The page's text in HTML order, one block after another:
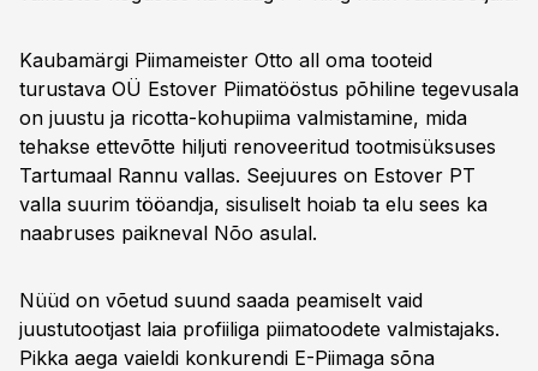
Kaubamärgi Piimameister Otto all oma tooteid
turustava OÜ Estover Piimatööstus põhiline tegevusala
on juustu ja ricotta-kohupiima valmistamine, mida
tehakse ettevõtte hiljuti renoveeritud tootmisüksuses
Tartumaal Rannu vallas. Seejuures on Estover PT
valla suurim tööandja, sisuliselt hoiab ta elu sees ka
naabruses paikneval Nõo asulal.
Nüüd on võetud suund saada peamiselt vaid
juustutootjast laia profiiliga piimatoodete valmistajaks.
Pikka aega vaieldi konkurendi E-Piimaga sõna